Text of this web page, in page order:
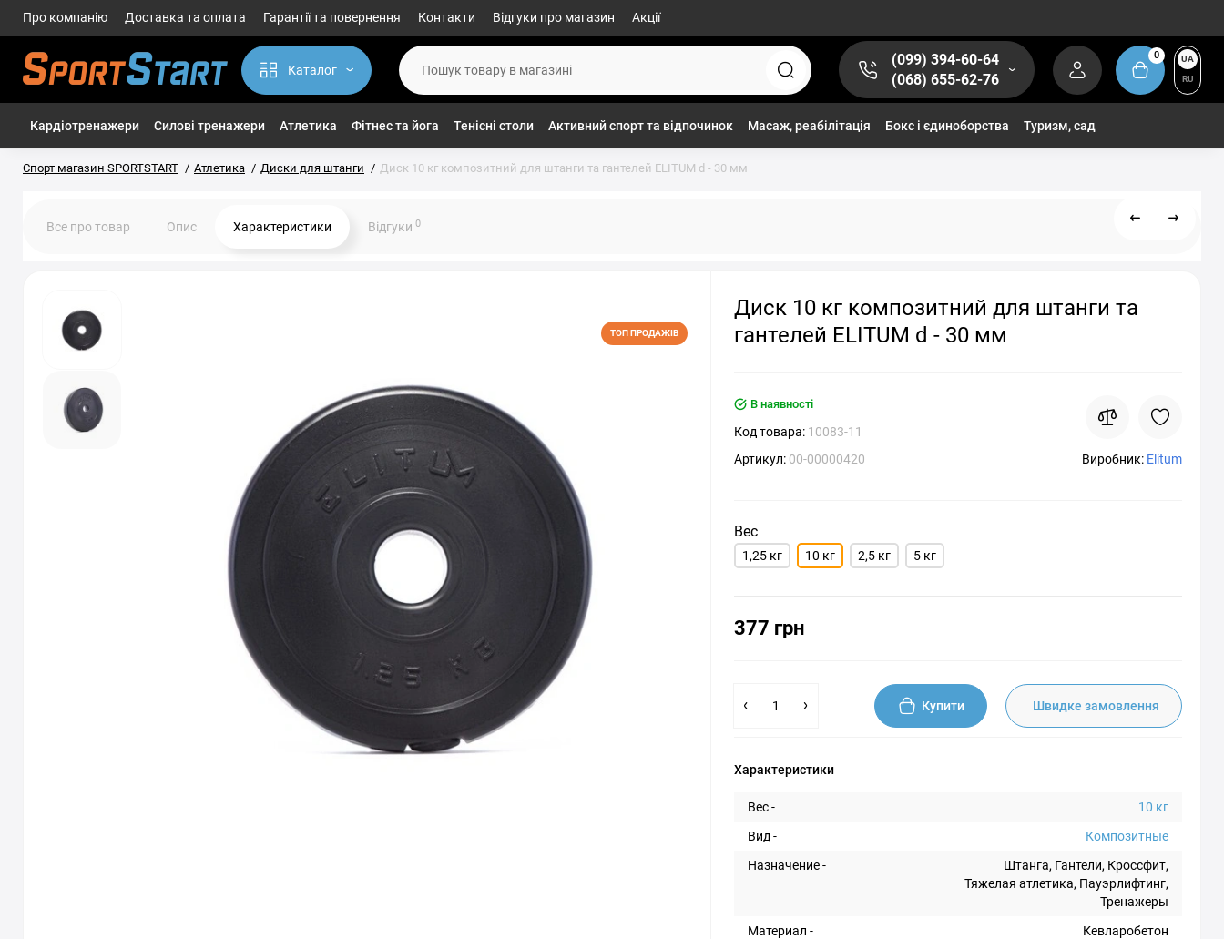
Про компанію Доставка та оплата Гарантії та повернення Контакти Відгуки про магазин Акції
Каталог
(099) 394-60-64
(068) 655-62-76
0
UA
RU
Кардіотренажери Силові тренажери Атлетика Фітнес та йога Тенісні столи Активний спорт та відпочинок Масаж, реабілітація Бокс і єдиноборства Туризм, сад
Спорт магазин SPORTSTART Атлетика Диски для штанги Диск 10 кг композитний для штанги та гантелей ELITUM d - 30 мм
Все про товар Опис Характеристики Відгуки 0
ТОП ПРОДАЖІВ
Диск 10 кг композитний для штанги та
гантелей ELITUM d - 30 мм
В наявності
Код товара: 10083-11
Артикул: 00-00000420 Виробник: Elitum
Вес
1,25 кг 10 кг 2,5 кг 5 кг
377 грн
Купити Швидке замовлення
Характеристики
Вес -
10 кг
Вид -
Композитные
Назначение -
Штанга, Гантели, Кроссфит,
Тяжелая атлетика, Пауэрлифтинг,
Тренажеры
Материал -
Кевларобетон